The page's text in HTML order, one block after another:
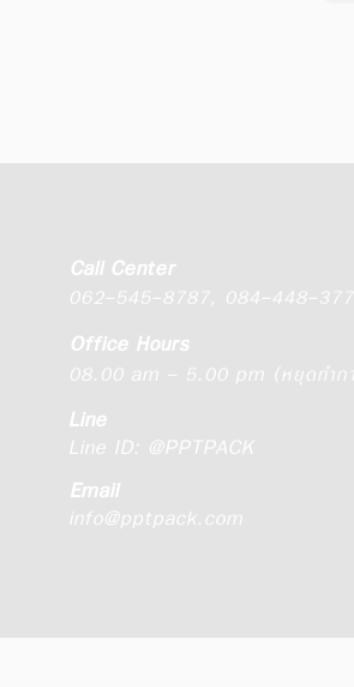
Call Center
062-545-8787, 084-448-
Office Hours
08.00 am - 5.00 pm (หยุดทำก
Line
Line ID: @PPTPACK
Email
info@pptpack.com